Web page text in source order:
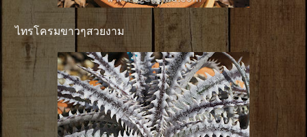
ไทรโครมขาวๆสวยงาม